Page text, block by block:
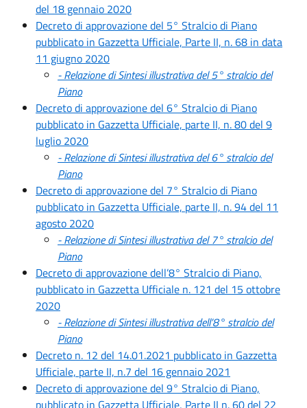
del 18 gennaio 2020
Decreto di approvazione del 5° Stralcio di Piano
pubblicato in Gazzetta Ufficiale, Parte II, n. 68 in data
11 giugno 2020
- Relazione di Sintesi illustrativa del 5° stralcio del
Piano
Decreto di approvazione del 6° Stralcio di Piano
pubblicato in Gazzetta Ufficiale, parte II, n. 80 del 9
luglio 2020
- Relazione di Sintesi illustrativa del 6° stralcio del
Piano
Decreto di approvazione del 7° Stralcio di Piano
pubblicato in Gazzetta Ufficiale, parte II, n. 94 del 11
agosto 2020
- Relazione di Sintesi illustrativa del 7° stralcio del
Piano
Decreto di approvazione dell’8° Stralcio di Piano,
pubblicato in Gazzetta Ufficiale n. 121 del 15 ottobre
2020
- Relazione di Sintesi illustrativa dell’8° stralcio del
Piano
Decreto n. 12 del 14.01.2021 pubblicato in Gazzetta
Ufficiale, parte II, n.7 del 16 gennaio 2021
Decreto di approvazione del 9° Stralcio di Piano,
pubblicato in Gazzetta Ufficiale, Parte II n. 60 del 22